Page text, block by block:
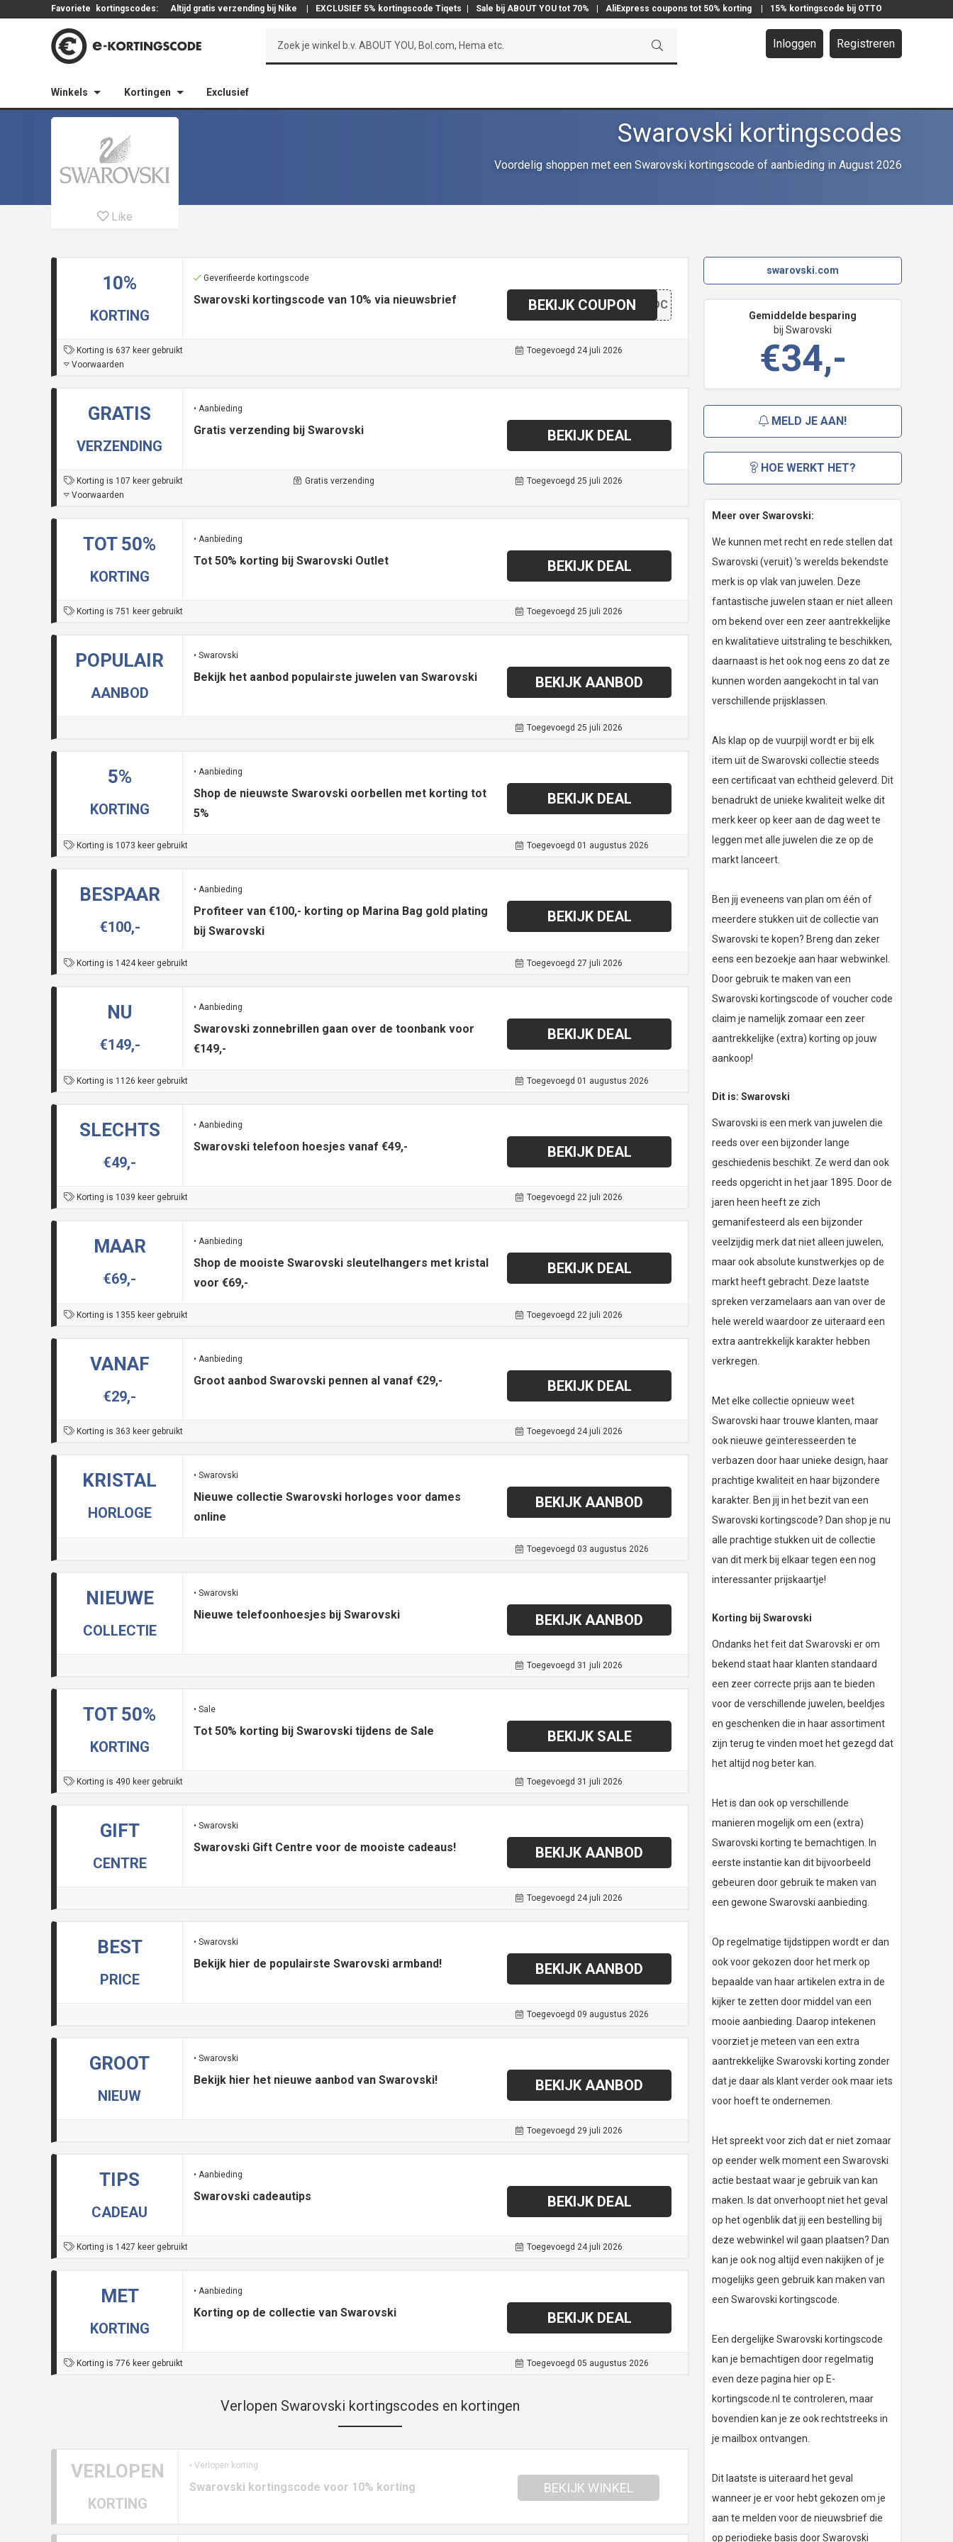
Favoriete kortingscodes: Altijd gratis verzending bij Nike EXCLUSIEF 5% kortingscode Tiqets Sale bij ABOUT YOU tot 70% AliExpress coupons tot 50% korting 15% kortingscode bij OTTO
Inloggen Registreren
Winkels Kortingen Exclusief
Swarovski kortingscodes
Voordelig shoppen met een Swarovski kortingscode of aanbieding in August 2026
Like
10%
KORTING
Geverifieerde kortingscode
Swarovski kortingscode van 10% via nieuwsbrief EOSDC
BEKIJK COUPON
Korting is 637 keer gebruikt
Voorwaarden
Toegevoegd 24 juli 2026
GRATIS
VERZENDING
• Aanbieding
Gratis verzending bij Swarovski BEKIJK DEAL
Korting is 107 keer gebruikt
Voorwaarden
Gratis verzending Toegevoegd 25 juli 2026
TOT 50%
KORTING
• Aanbieding
Tot 50% korting bij Swarovski Outlet BEKIJK DEAL
Korting is 751 keer gebruikt Toegevoegd 25 juli 2026
POPULAIR
AANBOD
• Swarovski
Bekijk het aanbod populairste juwelen van Swarovski BEKIJK AANBOD
Toegevoegd 25 juli 2026
5%
KORTING
• Aanbieding
Shop de nieuwste Swarovski oorbellen met korting tot
5%
BEKIJK DEAL
Korting is 1073 keer gebruikt Toegevoegd 01 augustus 2026
BESPAAR
€100,-
• Aanbieding
Profiteer van €100,- korting op Marina Bag gold plating
bij Swarovski
BEKIJK DEAL
Korting is 1424 keer gebruikt Toegevoegd 27 juli 2026
NU
€149,-
• Aanbieding
Swarovski zonnebrillen gaan over de toonbank voor
€149,-
BEKIJK DEAL
Korting is 1126 keer gebruikt Toegevoegd 01 augustus 2026
SLECHTS
€49,-
• Aanbieding
Swarovski telefoon hoesjes vanaf €49,- BEKIJK DEAL
Korting is 1039 keer gebruikt Toegevoegd 22 juli 2026
MAAR
€69,-
• Aanbieding
Shop de mooiste Swarovski sleutelhangers met kristal
voor €69,-
BEKIJK DEAL
Korting is 1355 keer gebruikt Toegevoegd 22 juli 2026
VANAF
€29,-
• Aanbieding
Groot aanbod Swarovski pennen al vanaf €29,- BEKIJK DEAL
Korting is 363 keer gebruikt Toegevoegd 24 juli 2026
KRISTAL
HORLOGE
• Swarovski
Nieuwe collectie Swarovski horloges voor dames
online
BEKIJK AANBOD
Toegevoegd 03 augustus 2026
NIEUWE
COLLECTIE
• Swarovski
Nieuwe telefoonhoesjes bij Swarovski BEKIJK AANBOD
Toegevoegd 31 juli 2026
TOT 50%
KORTING
• Sale
Tot 50% korting bij Swarovski tijdens de Sale BEKIJK SALE
Korting is 490 keer gebruikt Toegevoegd 31 juli 2026
GIFT
CENTRE
• Swarovski
Swarovski Gift Centre voor de mooiste cadeaus! BEKIJK AANBOD
Toegevoegd 24 juli 2026
BEST
PRICE
• Swarovski
Bekijk hier de populairste Swarovski armband! BEKIJK AANBOD
Toegevoegd 09 augustus 2026
GROOT
NIEUW
• Swarovski
Bekijk hier het nieuwe aanbod van Swarovski! BEKIJK AANBOD
Toegevoegd 29 juli 2026
TIPS
CADEAU
• Aanbieding
Swarovski cadeautips BEKIJK DEAL
Korting is 1427 keer gebruikt Toegevoegd 24 juli 2026
MET
KORTING
• Aanbieding
Korting op de collectie van Swarovski BEKIJK DEAL
Korting is 776 keer gebruikt Toegevoegd 05 augustus 2026
Verlopen Swarovski kortingscodes en kortingen
VERLOPEN
KORTING
• Verlopen korting
Swarovski kortingscode voor 10% korting BEKIJK WINKEL
swarovski.com
Gemiddelde besparing
bij Swarovski
€34,-
MELD JE AAN!
HOE WERKT HET?
Meer over Swarovski:
We kunnen met recht en rede stellen dat
Swarovski (veruit) ’s werelds bekendste
merk is op vlak van juwelen. Deze
fantastische juwelen staan er niet alleen
om bekend over een zeer aantrekkelijke
en kwalitatieve uitstraling te beschikken,
daarnaast is het ook nog eens zo dat ze
kunnen worden aangekocht in tal van
verschillende prijsklassen.
Als klap op de vuurpijl wordt er bij elk
item uit de Swarovski collectie steeds
een certificaat van echtheid geleverd. Dit
benadrukt de unieke kwaliteit welke dit
merk keer op keer aan de dag weet te
leggen met alle juwelen die ze op de
markt lanceert.
Ben jij eveneens van plan om één of
meerdere stukken uit de collectie van
Swarovski te kopen? Breng dan zeker
eens een bezoekje aan haar webwinkel.
Door gebruik te maken van een
Swarovski kortingscode of voucher code
claim je namelijk zomaar een zeer
aantrekkelijke (extra) korting op jouw
aankoop!
Dit is: Swarovski
Swarovski is een merk van juwelen die
reeds over een bijzonder lange
geschiedenis beschikt. Ze werd dan ook
reeds opgericht in het jaar 1895. Door de
jaren heen heeft ze zich
gemanifesteerd als een bijzonder
veelzijdig merk dat niet alleen juwelen,
maar ook absolute kunstwerkjes op de
markt heeft gebracht. Deze laatste
spreken verzamelaars aan van over de
hele wereld waardoor ze uiteraard een
extra aantrekkelijk karakter hebben
verkregen.
Met elke collectie opnieuw weet
Swarovski haar trouwe klanten, maar
ook nieuwe geïnteresseerden te
verbazen door haar unieke design, haar
prachtige kwaliteit en haar bijzondere
karakter. Ben jij in het bezit van een
Swarovski kortingscode? Dan shop je nu
alle prachtige stukken uit de collectie
van dit merk bij elkaar tegen een nog
interessanter prijskaartje!
Korting bij Swarovski
Ondanks het feit dat Swarovski er om
bekend staat haar klanten standaard
een zeer correcte prijs aan te bieden
voor de verschillende juwelen, beeldjes
en geschenken die in haar assortiment
zijn terug te vinden moet het gezegd dat
het altijd nog beter kan.
Het is dan ook op verschillende
manieren mogelijk om een (extra)
Swarovski korting te bemachtigen. In
eerste instantie kan dit bijvoorbeeld
gebeuren door gebruik te maken van
een gewone Swarovski aanbieding.
Op regelmatige tijdstippen wordt er dan
ook voor gekozen door het merk op
bepaalde van haar artikelen extra in de
kijker te zetten door middel van een
mooie aanbieding. Daarop intekenen
voorziet je meteen van een extra
aantrekkelijke Swarovski korting zonder
dat je daar als klant verder ook maar iets
voor hoeft te ondernemen.
Het spreekt voor zich dat er niet zomaar
op eender welk moment een Swarovski
actie bestaat waar je gebruik van kan
maken. Is dat onverhoopt niet het geval
op het ogenblik dat jij een bestelling bij
deze webwinkel wil gaan plaatsen? Dan
kan je ook nog altijd even nakijken of je
mogelijks geen gebruik kan maken van
een Swarovski kortingscode.
Een dergelijke Swarovski kortingscode
kan je bemachtigen door regelmatig
even deze pagina hier op E-
kortingscode.nl te controleren, maar
bovendien kan je ze ook rechtstreeks in
je mailbox ontvangen.
Dit laatste is uiteraard het geval
wanneer je er voor hebt gekozen om je
aan te melden voor de nieuwsbrief die
op periodieke basis door Swarovski